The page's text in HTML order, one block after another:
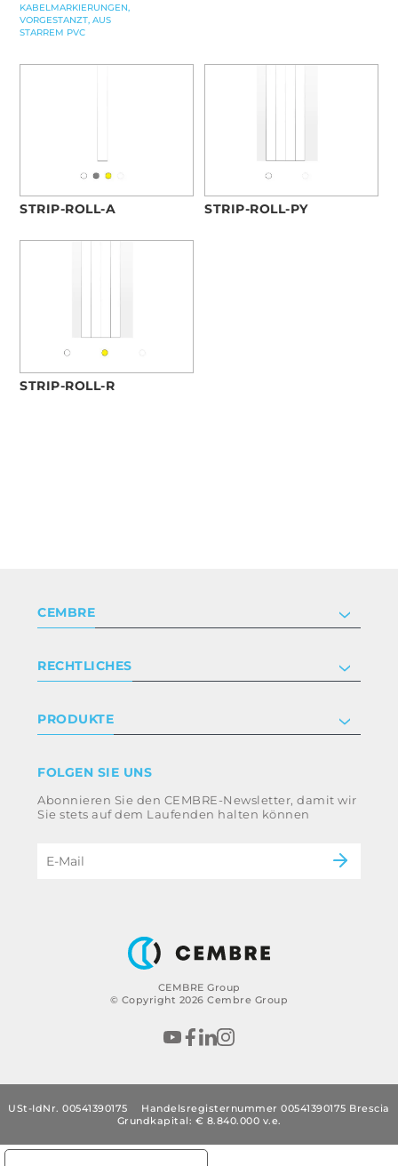
KABELMARKIERUNGEN,
VORGESTANZT, AUS
STARREM PVC
STRIP-ROLL-A STRIP-ROLL-PY
STRIP-ROLL-R
CEMBRE Group
© Copyright 2026 Cembre Group
CEMBRE
Zertifizierung
Arbeite mit uns
RECHTLICHES
Geschäftsbedingungen
Whistleblowing
Ethikkodex und Antikorruptionsrichtlinie der
Gruppe
PRODUKTE
Energie
B2B Disclaimer
FOLGEN SIE UNS
Abonnieren Sie den CEMBRE-Newsletter, damit wir
Sie stets auf dem Laufenden halten können
USt-IdNr. 00541390175
Handelsregisternummer 00541390175 Brescia
Grundkapital: € 8.840.000 v.e.